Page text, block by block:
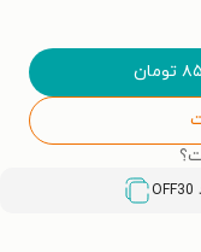
تومان
OFF30